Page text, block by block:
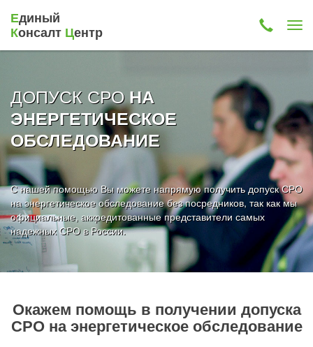
Единый
Консалт Центр
ДОПУСК СРОНА
ЭНЕРГЕТИЧЕСКОЕ
ОБСЛЕДОВАНИЕ
С нашей помощью Вы можете напрямую получить допуск СРО
на энергетическое обследование без посредников, так как мы
официальные, аккредитованные представители самых
надежных СРО в России.
Окажем помощь в получении допуска
СРО на энергетическое обследование